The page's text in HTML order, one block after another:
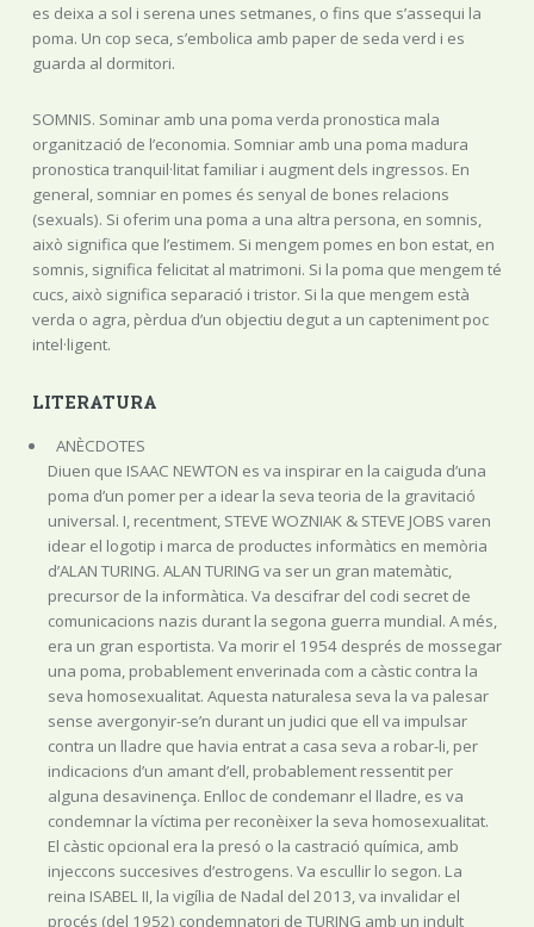
es deixa a sol i serena unes setmanes, o fins que s’assequi la
poma. Un cop seca, s’embolica amb paper de seda verd i es
guarda al dormitori.
SOMNIS. Sominar amb una poma verda pronostica mala
organització de l’economia. Somniar amb una poma madura
pronostica tranquil·litat familiar i augment dels ingressos. En
general, somniar en pomes és senyal de bones relacions
(sexuals). Si oferim una poma a una altra persona, en somnis,
això significa que l’estimem. Si mengem pomes en bon estat, en
somnis, significa felicitat al matrimoni. Si la poma que mengem té
cucs, això significa separació i tristor. Si la que mengem està
verda o agra, pèrdua d’un objectiu degut a un capteniment poc
intel·ligent.
LITERATURA
ANÈCDOTES
Diuen que ISAAC NEWTON es va inspirar en la caiguda d’una
poma d’un pomer per a idear la seva teoria de la gravitació
universal. I, recentment, STEVE WOZNIAK & STEVE JOBS varen
idear el logotip i marca de productes informàtics en memòria
d’ALAN TURING. ALAN TURING va ser un gran matemàtic,
precursor de la informàtica. Va descifrar del codi secret de
comunicacions nazis durant la segona guerra mundial. A més,
era un gran esportista. Va morir el 1954 després de mossegar
una poma, probablement enverinada com a càstic contra la
seva homosexualitat. Aquesta naturalesa seva la va palesar
sense avergonyir-se’n durant un judici que ell va impulsar
contra un lladre que havia entrat a casa seva a robar-li, per
indicacions d’un amant d’ell, probablement ressentit per
alguna desavinença. Enlloc de condemanr el lladre, es va
condemnar la víctima per reconèixer la seva homosexualitat.
El càstic opcional era la presó o la castració química, amb
injeccons succesives d’estrogens. Va escullir lo segon. La
reina ISABEL II, la vigília de Nadal del 2013, va invalidar el
procés (del 1952) condemnatori de TURING amb un indult